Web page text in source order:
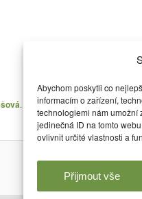
Abychom poskytli co
informacím o zařízení,
technologiemi nám umožní
jedinečná ID na tomto
ovlivnit určité vlastnosti a
Přijmout vše
. Můžete si jehoodkazuložit